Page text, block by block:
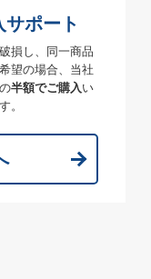
サポート
損し、同一商品
望の場合、当社
半額でご購入 い
。